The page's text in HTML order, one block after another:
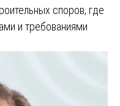
споров, где
и требованиями